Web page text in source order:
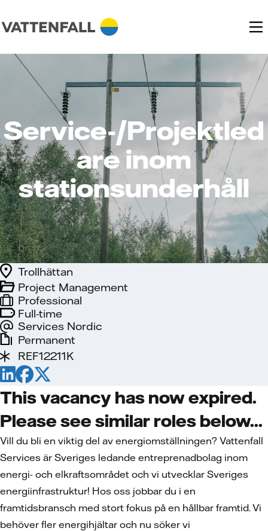
Service-/Projektled
are inom
stationsunderhåll
Full-time
Services Nordic
Project Management
Trollhättan
Professional
Permanent
REF12211K
This vacancy has now expired.
Please see similar roles below...
Vill du bli en viktig del av energiomställningen? Vattenfall
Services är Sveriges ledande entreprenadbolag inom
energi- och elkraftsområdet och vi utvecklar Sveriges
energiinfrastruktur! Hos oss jobbar du i en
framtidsbransch med stort fokus på en hållbar framtid. Vi
behöver fler energihjältar och nu söker vi